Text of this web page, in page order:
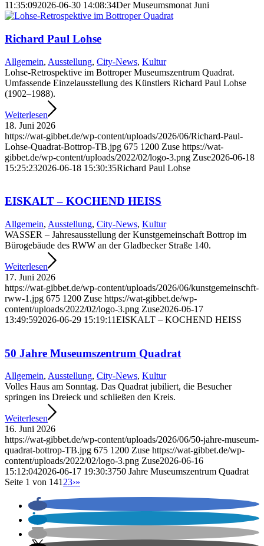
11:35:092026-06-30 14:08:34Der Museumsmonat Juni
Richard Paul Lohse
Allgemein, Ausstellung, City-News, Kultur
Lohse-Retrospektive im Bottroper Museums­zentrum Quadrat.
Umfassende Einzelausstellung des Künstlers Richard Paul Lohse
(1902–1988).
Weiterlesen
18. Juni 2026
https://wat-gibbet.de/wp-content/uploads/2026/06/Richard-Paul-
Lohse-Quadrat-Bottrop-TB.jpg 675 1200 Zuse https://wat-
gibbet.de/wp-content/uploads/2022/02/logo-3.png Zuse2026-06-18
15:25:232026-06-18 15:30:35Richard Paul Lohse
EISKALT – KOCHEND HEISS
Allgemein, Ausstellung, City-News, Kultur
WASSER – Jahresausstellung der Kunstgemeinschaft Bottrop im
Bürogebäude des RWW an der Gladbecker Straße 140.
Weiterlesen
17. Juni 2026
https://wat-gibbet.de/wp-content/uploads/2026/06/kunstgemeinschft-
rww-1.jpg 675 1200 Zuse https://wat-gibbet.de/wp-
content/uploads/2022/02/logo-3.png Zuse2026-06-17
13:49:592026-06-29 15:19:11EISKALT – KOCHEND HEISS
50 Jahre Museums­zentrum Quadrat
Allgemein, Ausstellung, City-News, Kultur
Volles Haus am Sonntag. Das Quadrat jubiliert, die Besucher
springen ins Dreieck und schließen den Kreis.
Weiterlesen
16. Juni 2026
https://wat-gibbet.de/wp-content/uploads/2026/06/50-jahre-museum-
quadrat-bottrop-TB.jpg 675 1200 Zuse https://wat-gibbet.de/wp-
content/uploads/2022/02/logo-3.png Zuse2026-06-16
15:12:042026-06-17 19:30:3750 Jahre Museums­zentrum Quadrat
Seite 1 von 14123›»